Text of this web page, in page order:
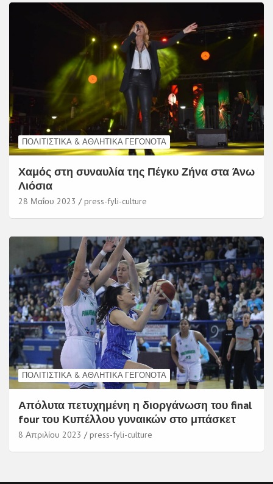
ΠΟΛΙΤΙΣΤΙΚΆ & ΑΘΛΗΤΙΚΆ ΓΕΓΟΝΌΤΑ
Χαμός στη συναυλία της Πέγκυ Ζήνα στα Άνω
Λιόσια
28 Μαΐου 2023 press-fyli-culture
ΠΟΛΙΤΙΣΤΙΚΆ & ΑΘΛΗΤΙΚΆ ΓΕΓΟΝΌΤΑ
Απόλυτα πετυχημένη η διοργάνωση του final
four του Κυπέλλου γυναικών στο μπάσκετ
8 Απριλίου 2023 press-fyli-culture